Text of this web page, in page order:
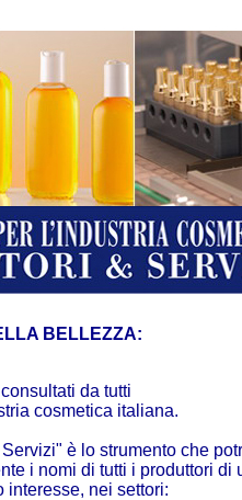
BELLEZZA:
da tutti
cosmetica italiana.
è lo strumento che
i nomi di tutti i produttori di
interesse, nei settori: